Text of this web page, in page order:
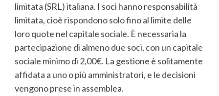
limitata (SRL) italiana. I soci hanno responsabilità
limitata, cioè rispondono solo fino al limite delle
loro quote nel capitale sociale. È necessaria la
partecipazione di almeno due soci, con un capitale
sociale minimo di 2,00€. La gestione è solitamente
affidata a uno o più amministratori, e le decisioni
vengono prese in assemblea.